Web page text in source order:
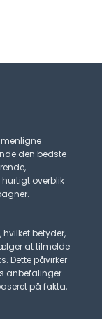
den bedste
overblik
betyder,
at tilmelde
Dette påvirker
anbefalinger –
på fakta,